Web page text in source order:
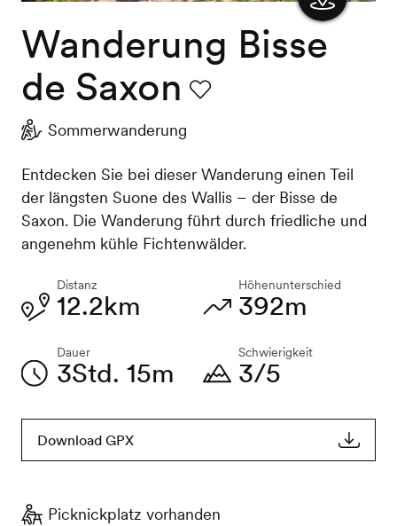
Karte
Wanderung Bisse
de Saxon
Sommerwanderung
Entdecken Sie bei dieser Wanderung einen Teil
der längsten Suone des Wallis – der Bisse de
Saxon. Die Wanderung führt durch friedliche und
angenehm kühle Fichtenwälder.
Distanz
12.2km
Dauer
3Std. 15m
Höhenunterschied
392m
Schwierigkeit
3/5
Download GPX
Picknickplatz vorhanden